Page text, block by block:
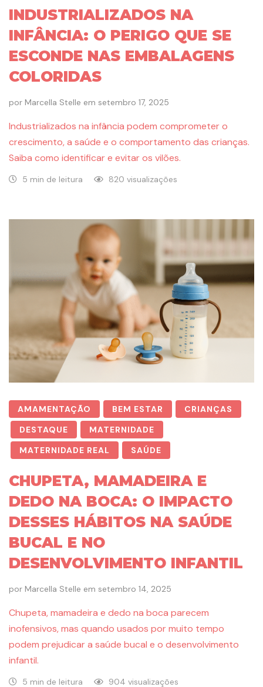
INDUSTRIALIZADOS NA
INFÂNCIA: O PERIGO QUE SE
ESCONDE NAS EMBALAGENS
COLORIDAS
por Marcella Stelle em setembro 17, 2025
Industrializados na infância podem comprometer o
crescimento, a saúde e o comportamento das crianças.
Saiba como identificar e evitar os vilões.
5 min de leitura 820 visualizações
AMAMENTAÇÃO BEM ESTAR
CRIANÇAS
DESTAQUE
MATERNIDADE
MATERNIDADE REAL
SAÚDE
CHUPETA, MAMADEIRA E
DEDO NA BOCA: O IMPACTO
DESSES HÁBITOS NA SAÚDE
BUCAL E NO
DESENVOLVIMENTO INFANTIL
por Marcella Stelle em setembro 14, 2025
Chupeta, mamadeira e dedo na boca parecem
inofensivos, mas quando usados por muito tempo
podem prejudicar a saúde bucal e o desenvolvimento
infantil.
5 min de leitura 904 visualizações